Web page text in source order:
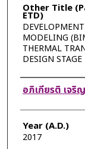
Other Title
ETD)
MODELING
THERMAL
DESIGN STAGE
Author
อภิเกียรติ เจริ
Year (A.D.)
2017